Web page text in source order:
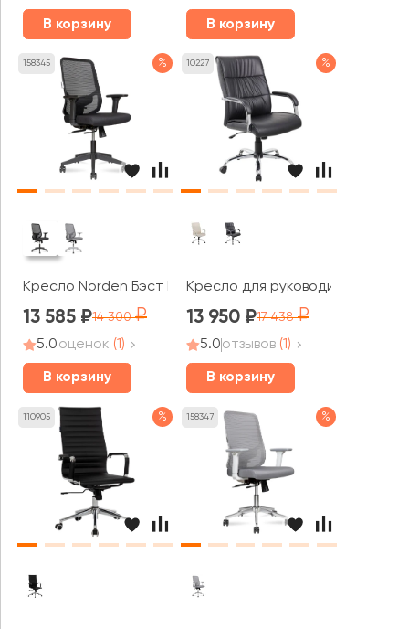
В корзину В корзину
158345 %
Кресло Norden Бэст LB / Best LB черный пластик
13 585 14 300
5.0оценок (1)
В корзину
10227 %
Кресло для руководителя RV
13 950 17 438
5.0отзывов (1)
В корзину
110905 % 158347 %